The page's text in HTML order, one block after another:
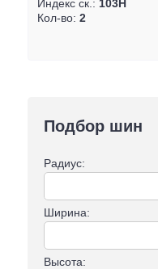
Подбор шин
Радиус:
Ширина:
Высота:
Индекс ск.: 103H
Кол-во: 2